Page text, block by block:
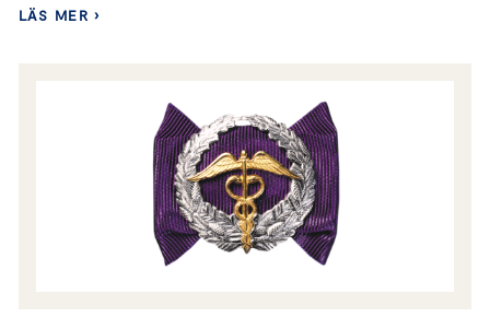
LÄS MER ›